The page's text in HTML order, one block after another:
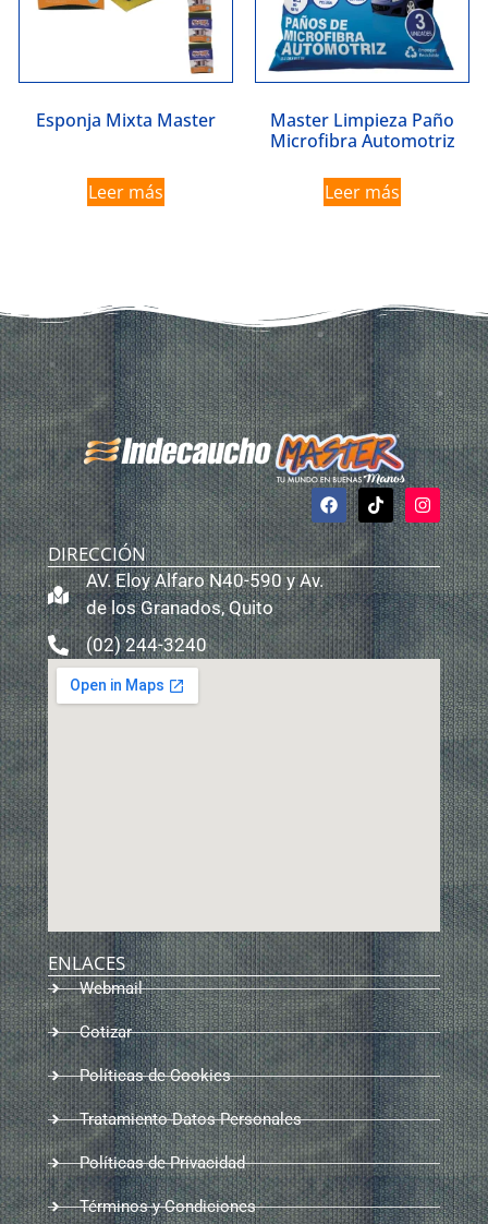
Esponja Mixta Master
Leer más
Master Limpieza Paño
Microfibra Automotriz
Leer más
DIRECCIÓN
AV. Eloy Alfaro N40-590 y Av.
de los Granados, Quito
(02) 244-3240
ENLACES
Webmail
Cotizar
Políticas de Cookies
Tratamiento Datos Personales
Políticas de Privacidad
Términos y Condiciones